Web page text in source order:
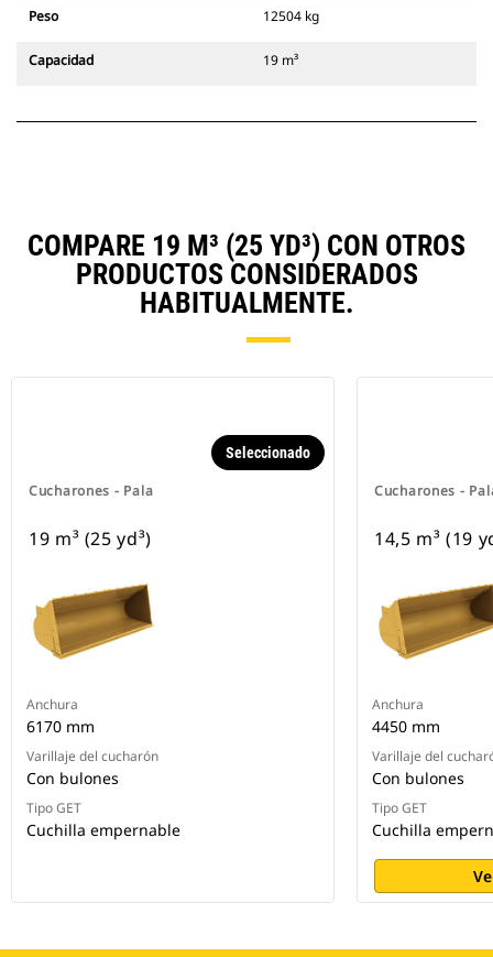
Peso 12504 kg
Capacidad 19 m³
COMPARE 19 M³ (25 YD³) CON OTROS
PRODUCTOS CONSIDERADOS
HABITUALMENTE.
Cucharones - Pala
Seleccionado
19 m³ (25 yd³)
Anchura
6170 mm
Varillaje del cucharón
Con bulones
Tipo GET
Cuchilla empernable
Cucharones -
14,5 m³ (19
Anchura
4450 mm
Varillaje del
Con bulones
Tipo GET
Cuchilla